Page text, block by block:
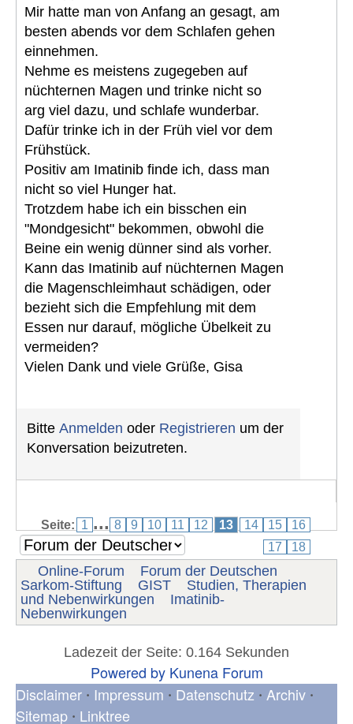
Mir hatte man von Anfang an gesagt, am
besten abends vor dem Schlafen gehen
einnehmen.
Nehme es meistens zugegeben auf
nüchternen Magen und trinke nicht so
arg viel dazu, und schlafe wunderbar.
Dafür trinke ich in der Früh viel vor dem
Frühstück.
Positiv am Imatinib finde ich, dass man
nicht so viel Hunger hat.
Trotzdem habe ich ein bisschen ein
"Mondgesicht" bekommen, obwohl die
Beine ein wenig dünner sind als vorher.
Kann das Imatinib auf nüchternen Magen
die Magenschleimhaut schädigen, oder
bezieht sich die Empfehlung mit dem
Essen nur darauf, mögliche Übelkeit zu
vermeiden?
Vielen Dank und viele Grüße, Gisa
Bitte Anmelden oder Registrieren um der
Konversation beizutreten.
Seite: 1 ... 8 9 10 11 12 13 14 15
16
17
18
Online-Forum
Forum der Deutschen
Sarkom-Stiftung
GIST
Studien, Therapien
und Nebenwirkungen
Imatinib-
Nebenwirkungen
Ladezeit der Seite: 0.164 Sekunden
Powered by Kunena Forum
Disclaimer • Impressum • Datenschutz • Archiv •
Sitemap • Linktree